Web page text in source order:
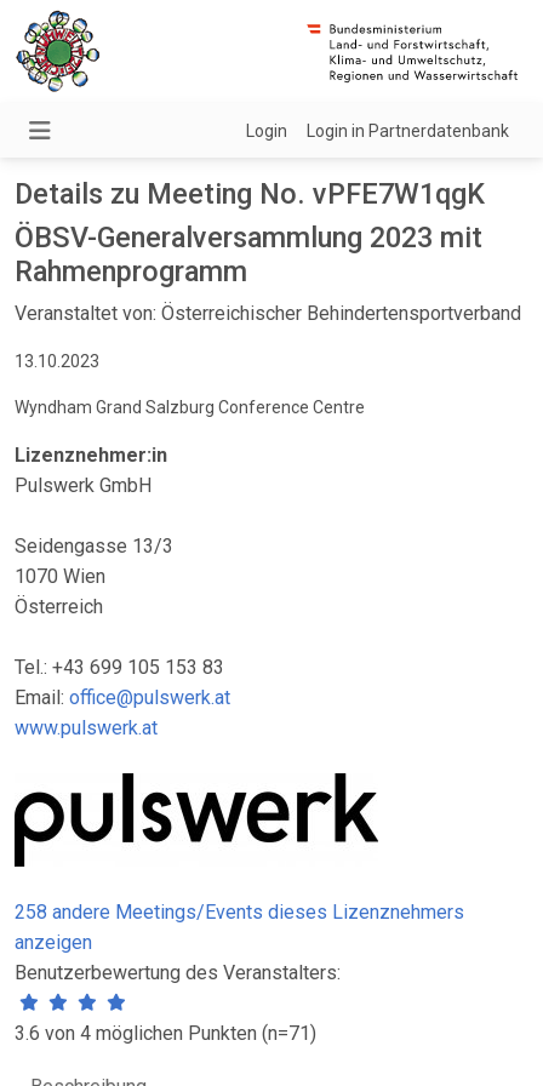
Login Login in Partnerdatenbank
Details zu Meeting No. vPFE7W1qgK
ÖBSV-Generalversammlung 2023 mit
Rahmenprogramm
Veranstaltet von: Österreichischer Behindertensportverband
13.10.2023
Wyndham Grand Salzburg Conference Centre
Lizenznehmer:in
Pulswerk GmbH
Seidengasse 13/3
1070 Wien
Österreich
Tel.: +43 699 105 153 83
Email: office@pulswerk.at
www.pulswerk.at
258 andere Meetings/Events dieses Lizenznehmers
anzeigen
Benutzerbewertung des Veranstalters:
3.6 von 4 möglichen Punkten (n=71)